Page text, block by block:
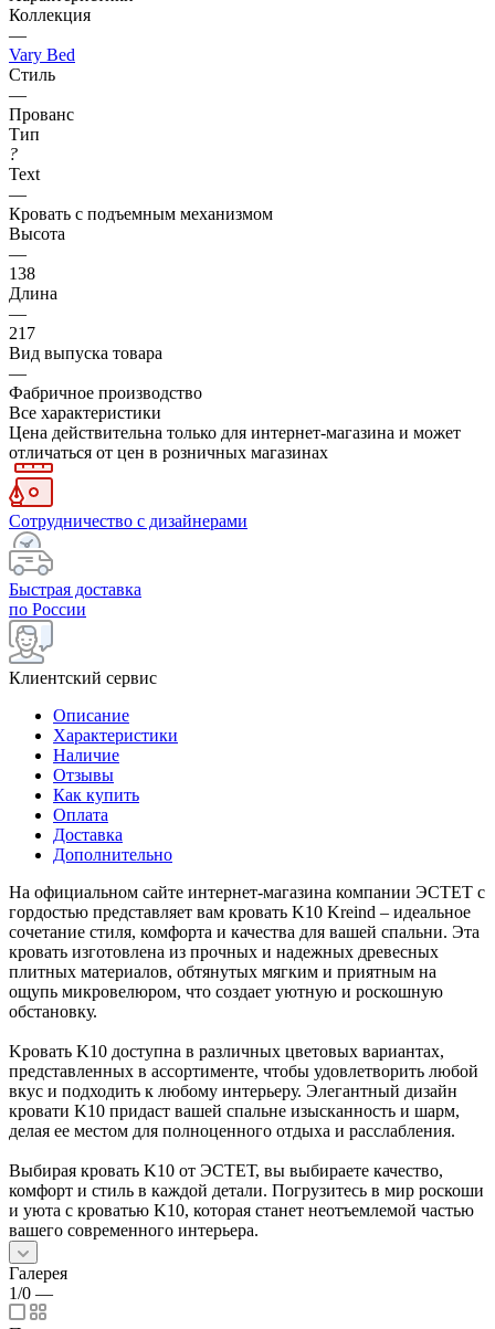
Коллекция
—
Vary Bed
Стиль
—
Прованс
Тип
?
Text
—
Кровать с подъемным механизмом
Высота
—
138
Длина
—
217
Вид выпуска товара
—
Фабричное производство
Все характеристики
Цена действительна только для интернет-магазина и может
отличаться от цен в розничных магазинах
Сотрудничество с дизайнерами
Быстрая доставка
по России
Клиентский сервис
Описание
Характеристики
Наличие
Отзывы
Как купить
Оплата
Доставка
Дополнительно
На официальном сайте интернет-магазина компании ЭСТЕТ с
гордостью представляет вам кровать K10 Kreind – идеальное
сочетание стиля, комфорта и качества для вашей спальни. Эта
кровать изготовлена из прочных и надежных древесных
плитных материалов, обтянутых мягким и приятным на
ощупь микровелюром, что создает уютную и роскошную
обстановку.
Kровать K10 доступна в различных цветовых вариантах,
представленных в ассортименте, чтобы удовлетворить любой
вкус и подходить к любому интерьеру. Элегантный дизайн
кровати K10 придаст вашей спальне изысканность и шарм,
делая ее местом для полноценного отдыха и расслабления.
Выбирая кровать K10 от ЭСТЕТ, вы выбираете качество,
комфорт и стиль в каждой детали. Погрузитесь в мир роскоши
и уюта с кроватью K10, которая станет неотъемлемой частью
вашего современного интерьера.
Галерея
1/0 —